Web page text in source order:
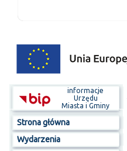
informacje
Urzędu
Miasta i Gminy
Strona główna
Wydarzenia